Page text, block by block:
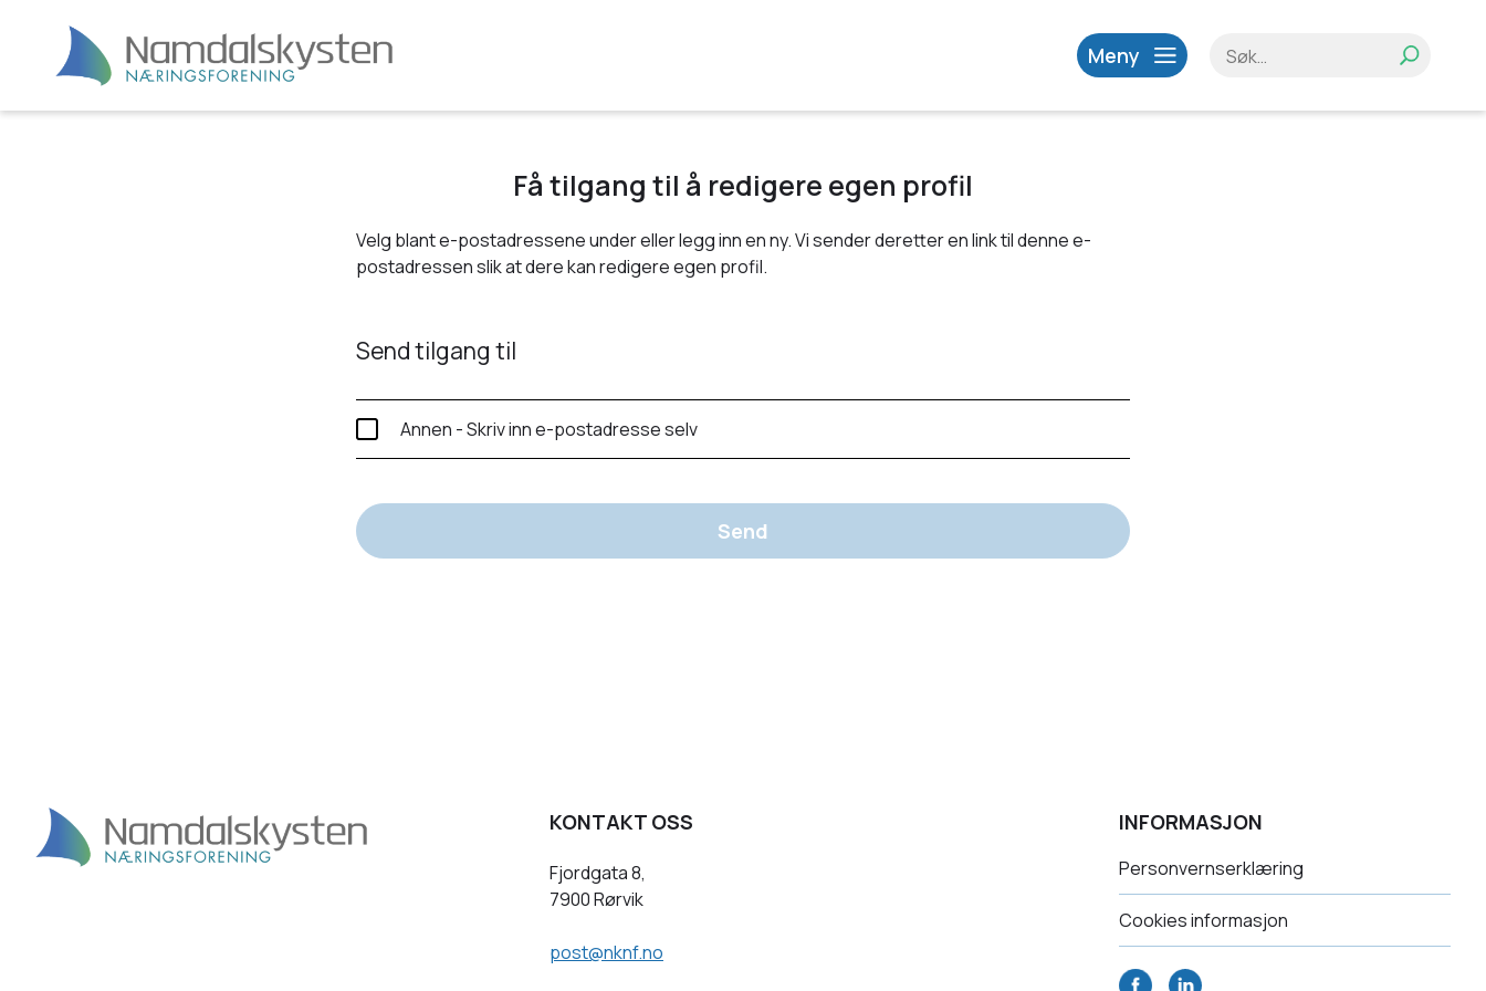
Meny
Få tilgang til å redigere egen profil
Velg blant e-postadressene under eller legg inn en ny. Vi sender deretter en link til denne e-
postadressen slik at dere kan redigere egen profil.
Send tilgang til
Annen - Skriv inn e-postadresse selv
Send
KONTAKT OSS
Fjordgata 8,
7900 Rørvik
post@nknf.no
INFORMASJON
Personvernserklæring
Cookies informasjon